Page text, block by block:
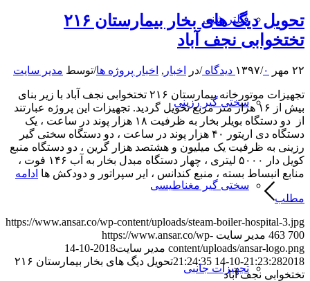
فیلتر شنی
سختی گیر رزینی
سختی گیر مغناطیسی
تجهیزات جانبی
تحویل دیگ های بخار بیمارستان ۲۱۶
تختخوابی نجف آباد
۲۲ مهر ۱۳۹۷ /۰ دیدگاه /در اخبار , اخبار پروژه ها/توسط مدیر سایت
تجهیزات موتورخانه بیمارستان ۲۱۶ تختخوابی نجف آباد با زیر بنای
بیش از ۱۶ هزار متر مربع تحویل گردید. تجهیزات این پروژه عبارتند
از دو دستگاه بویلر بخار به ظرفیت ۱۸ هزار پوند در ساعت ، یک
دستگاه دی اریتور ۴۰ هزار پوند در ساعت ، دو دستگاه سختی گیر
رزینی به ظرفیت یک میلیون و هشتصد هزار گرین ، دو دستگاه منبع
کویل دار ۵۰۰۰ لیتری ، چهار دستگاه مبدل بخار به آب ۱۴۶ فوت ،
منابع انبساط بسته ، منبع کندانس ، ایر سپراتور و دودکش ها ادامه
مطلب
https://www.ansar.co/wp-content/uploads/steam-boiler-hospital-3.jpg
463 700 مدیر سایت https://www.ansar.co/wp-
content/uploads/ansar-logo.png مدیر سایت
2018-10-14
21:23:282018-10-14 21:24:35
تحویل دیگ های بخار بیمارستان ۲۱۶
تختخوابی نجف آباد